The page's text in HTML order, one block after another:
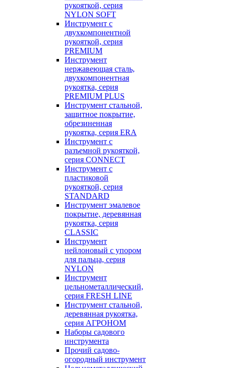
рукояткой, серия
NYLON SOFT
Инструмент с
двухкомпонентной
рукояткой, серия
PREMIUM
Инструмент
нержавеющая сталь,
двухкомпонентная
рукоятка, серия
PREMIUM PLUS
Инструмент стальной,
защитное покрытие,
обрезиненная
рукоятка, серия ERA
Инструмент с
разъемной рукояткой,
серия CONNECT
Инструмент с
пластиковой
рукояткой, серия
STANDARD
Инструмент эмалевое
покрытие, деревянная
рукоятка, серия
CLASSIC
Инструмент
нейлоновый с упором
для пальца, серия
NYLON
Инструмент
цельнометаллический,
серия FRESH LINE
Инструмент стальной,
деревянная рукоятка,
серия АГРОНОМ
Наборы садового
инструмента
Прочий садово-
огородный инструмент